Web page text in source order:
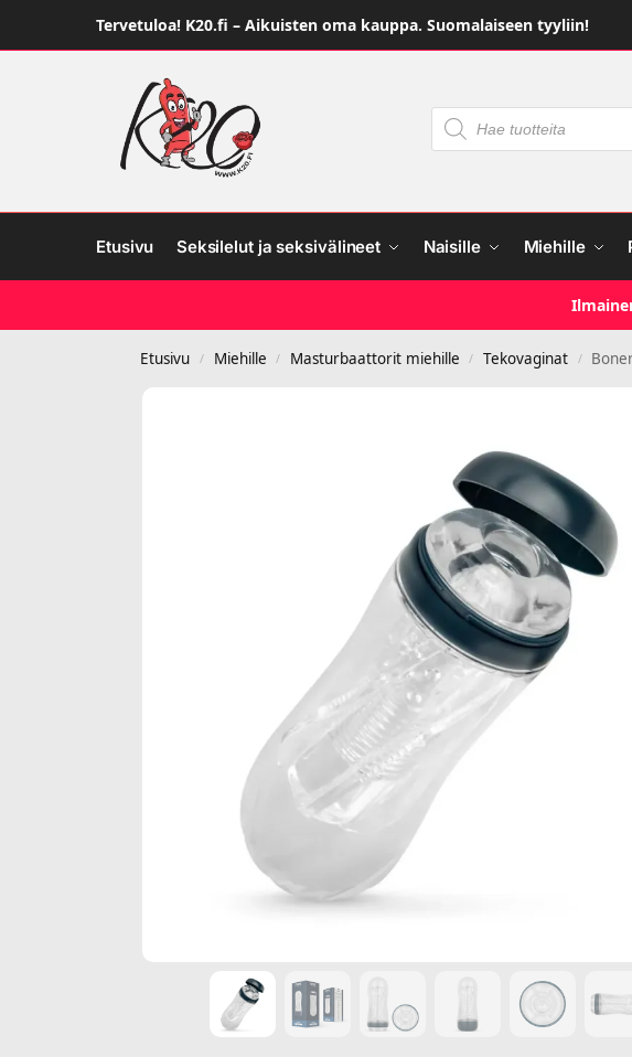
Tervetuloa! K20.fi – Aikuisten oma kauppa. Suomalaiseen tyyliin!
Etusivu Seksilelut ja seksivälineet Naisille Miehille
Etusivu / Miehille / Masturbaattorit miehille / Tekovaginat /